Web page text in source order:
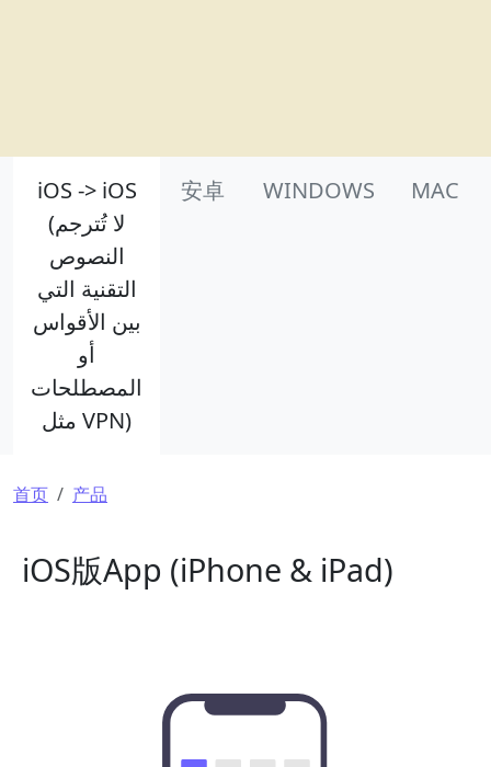
iOS -> iOS
(لا تُترجم
النصوص
التقنية التي
بين الأقواس
أو
المصطلحات
مثل VPN)
安卓 WINDOWS MAC
面包屑
首页 产品
iOS版App (iPhone & iPad)